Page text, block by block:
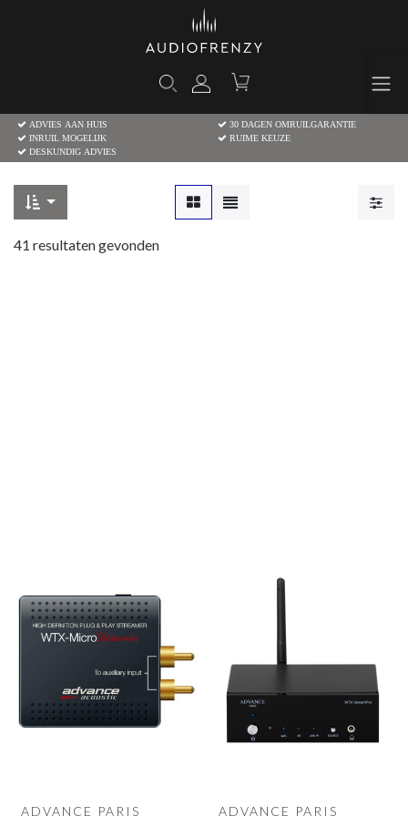
ADVIES AAN HUIS
30 DAGEN OMRUILGARANTIE
INRUIL MOGELIJK
RUIME KEUZE
DESKUNDIG ADVIES
41 resultaten gevonden
ADVANCE PARIS ADVANCE PARIS